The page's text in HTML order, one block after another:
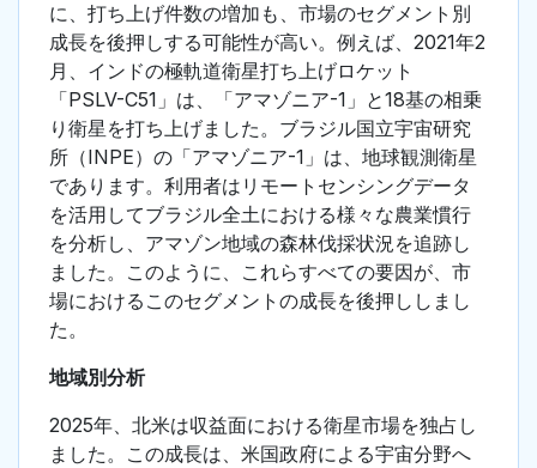
に、打ち上げ件数の増加も、市場のセグメント別
成長を後押しする可能性が高い。例えば、2021年2
月、インドの極軌道衛星打ち上げロケット
「PSLV-C51」は、「アマゾニア-1」と18基の相乗
り衛星を打ち上げました。ブラジル国立宇宙研究
所（INPE）の「アマゾニア-1」は、地球観測衛星
であります。利用者はリモートセンシングデータ
を活用してブラジル全土における様々な農業慣行
を分析し、アマゾン地域の森林伐採状況を追跡し
ました。このように、これらすべての要因が、市
場におけるこのセグメントの成長を後押ししまし
た。
地域別分析
2025年、北米は収益面における衛星市場を独占し
ました。この成長は、米国政府による宇宙分野へ